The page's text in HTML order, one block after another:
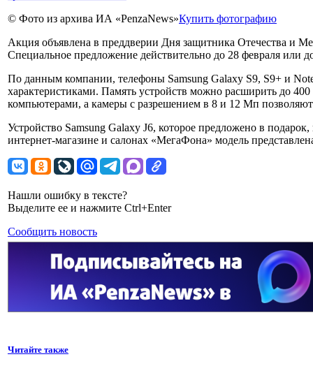
© Фото из архива ИА «PenzaNews»Купить фотографию
Акция объявлена в преддверии Дня защитника Отечества и
Специальное предложение действительно до 28 февраля или
По данным компании, телефоны Samsung Galaxy S9, S9+ и
характеристиками. Память устройств можно расширить до
компьютерами, а камеры с разрешением в 8 и 12 Мп
Устройство Samsung Galaxy J6, которое предложено в
интернет-магазине и салонах «МегаФона» модель
Нашли ошибку в тексте?
Выделите ее и нажмите Ctrl+Enter
Сообщить новость
Читайте также